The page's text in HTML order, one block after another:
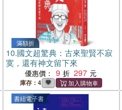
滿額折
10.國文超驚典：古來聖賢不寂
寞，還有神文留下來
優惠價： 9 297
庫存：4
書紐電子書